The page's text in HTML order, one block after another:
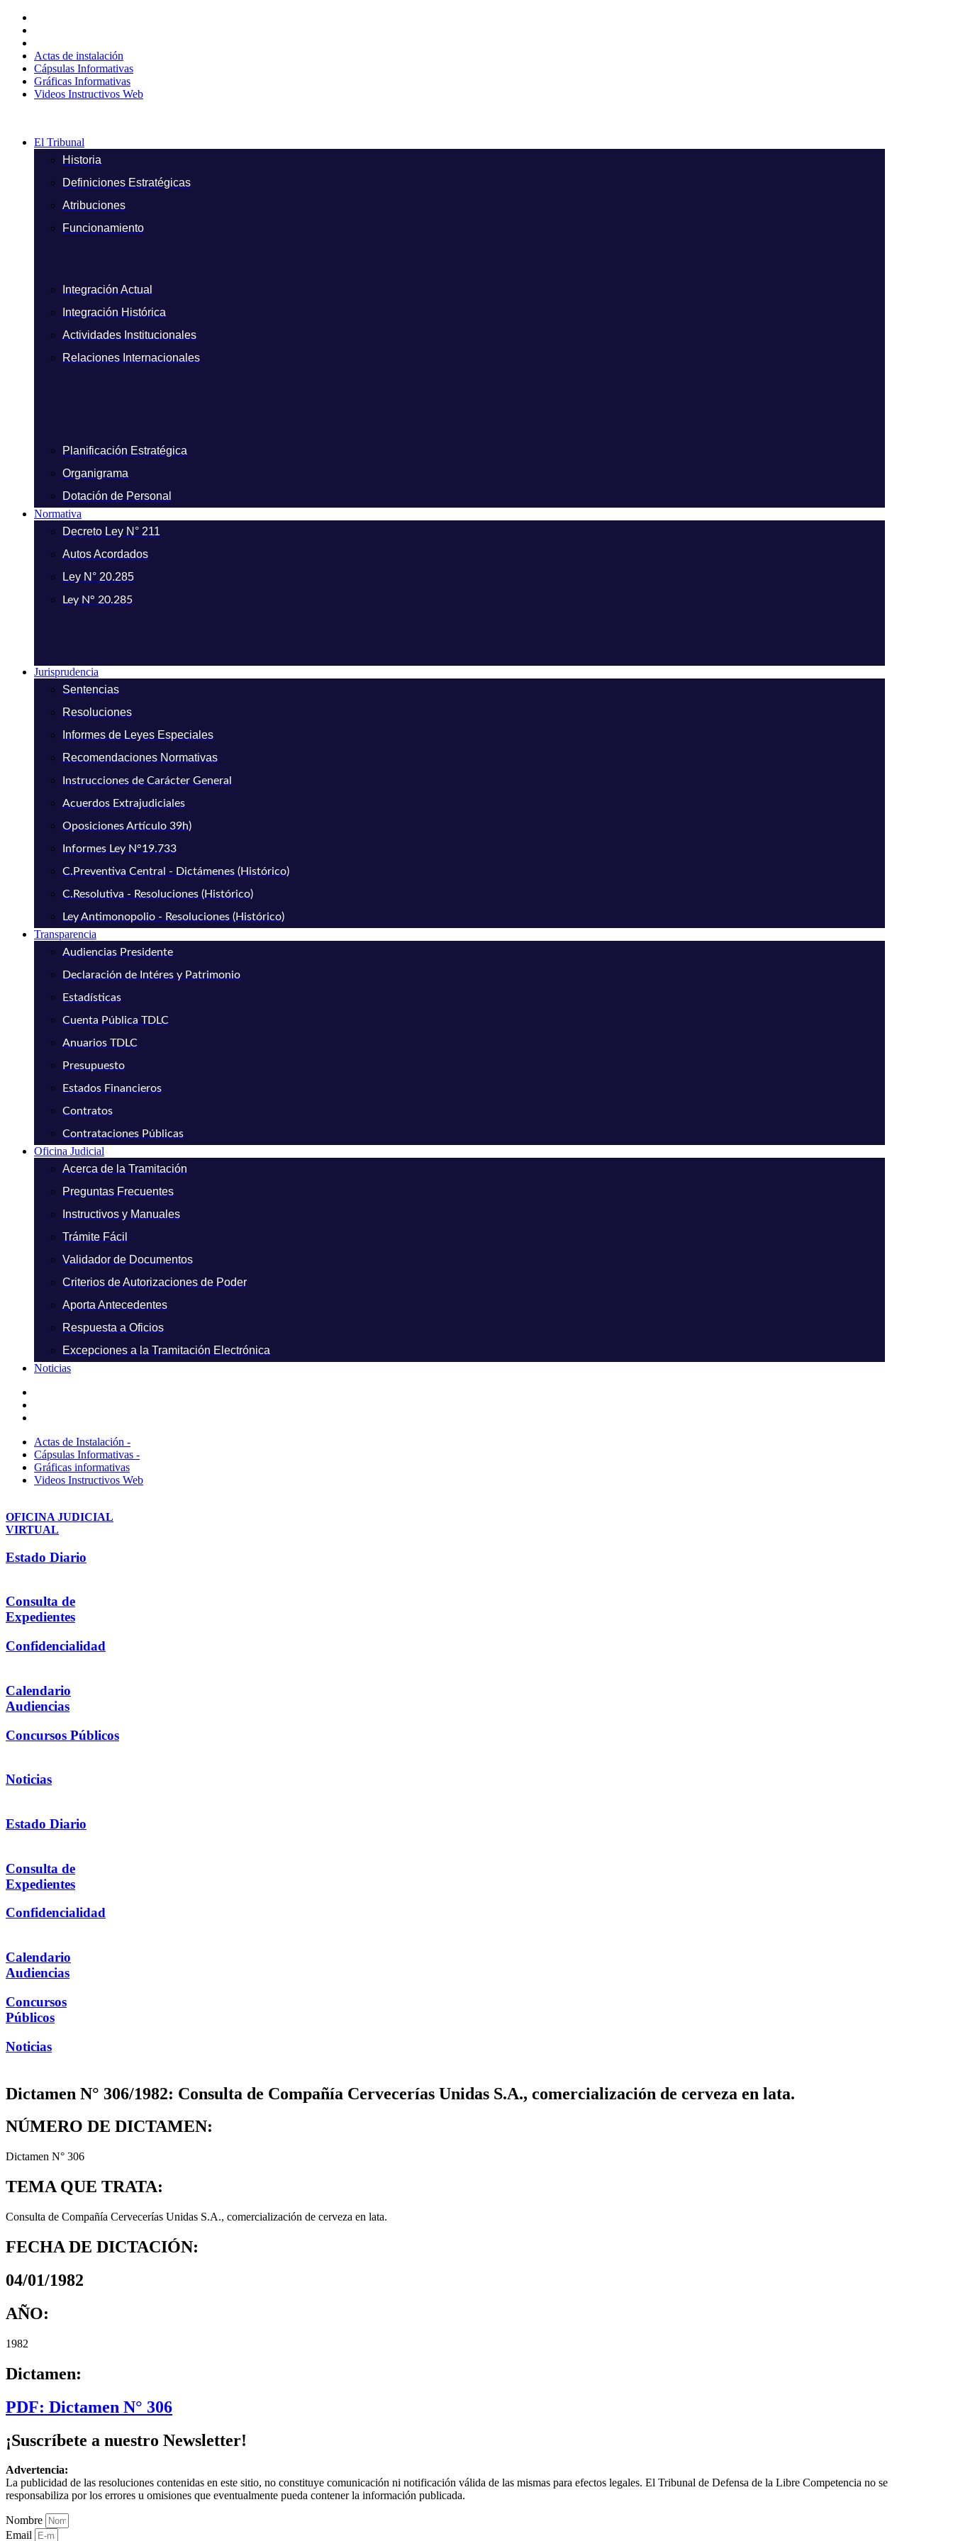
contenido
Actas de instalación
Cápsulas Informativas
Gráficas Informativas
Videos Instructivos Web
El Tribunal
Historia
Definiciones Estratégicas
Atribuciones
Funcionamiento
Integración Actual
Integración Histórica
Actividades Institucionales
Relaciones Internacionales
Planificación Estratégica
Organigrama
Dotación de Personal
Normativa
Decreto Ley N° 211
Autos Acordados
Ley N° 20.285
Ley N° 20.285
Jurisprudencia
Sentencias
Resoluciones
Informes de Leyes Especiales
Recomendaciones Normativas
Instrucciones de Carácter General
Acuerdos Extrajudiciales
Oposiciones Artículo 39h)
Informes Ley N°19.733
C.Preventiva Central - Dictámenes (Histórico)
C.Resolutiva - Resoluciones (Histórico)
Ley Antimonopolio - Resoluciones (Histórico)
Transparencia
Audiencias Presidente
Declaración de Intéres y Patrimonio
Estadísticas
Cuenta Pública TDLC
Anuarios TDLC
Presupuesto
Estados Financieros
Contratos
Contrataciones Públicas
Oficina Judicial
Acerca de la Tramitación
Preguntas Frecuentes
Instructivos y Manuales
Trámite Fácil
Validador de Documentos
Criterios de Autorizaciones de Poder
Aporta Antecedentes
Respuesta a Oficios
Excepciones a la Tramitación Electrónica
Noticias
Actas de Instalación -
Cápsulas Informativas -
Gráficas informativas
Videos Instructivos Web
OFICINA JUDICIAL
VIRTUAL
Estado Diario
Consulta de
Expedientes
Confidencialidad
Calendario
Audiencias
Concursos Públicos
Noticias
Estado Diario
Consulta de
Expedientes
Confidencialidad
Calendario
Audiencias
Concursos
Públicos
Noticias
Dictamen N° 306/1982: Consulta de Compañía Cervecerías Unidas S.A., comercialización de cerveza en lata.
NÚMERO DE DICTAMEN:
Dictamen N° 306
TEMA QUE TRATA:
Consulta de Compañía Cervecerías Unidas S.A., comercialización de cerveza en lata.
FECHA DE DICTACIÓN:
04/01/1982
AÑO:
1982
Dictamen:
PDF: Dictamen N° 306
¡Suscríbete a nuestro Newsletter!
Advertencia:
La publicidad de las resoluciones contenidas en este sitio, no constituye comunicación ni notificación válida de las mismas para efectos legales. El Tribunal de Defensa de la Libre Competencia no se
responsabiliza por los errores u omisiones que eventualmente pueda contener la información publicada.
Nombre
Email